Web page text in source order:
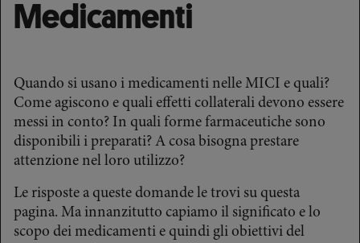
Medicamenti
Quando si usano i medicamenti nelle MICI e quali?
Come agiscono e quali effetti collaterali devono essere
messi in conto? In quali forme farmaceutiche sono
disponibili i preparati? A cosa bisogna prestare
attenzione nel loro utilizzo?
Le risposte a queste domande le trovi su questa
pagina. Ma innanzitutto capiamo il significato e lo
scopo dei medicamenti e quindi gli obiettivi del